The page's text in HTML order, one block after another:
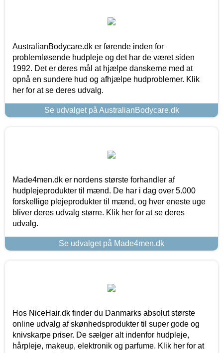
AustralianBodycare.dk er førende inden for
problemløsende hudpleje og det har de været siden
1992. Det er deres mål at hjælpe danskerne med at
opnå en sundere hud og afhjælpe hudproblemer. Klik
her for at se deres udvalg.
Se udvalget på AustralianBodycare.dk
Made4men.dk er nordens største forhandler af
hudplejeprodukter til mænd. De har i dag over 5.000
forskellige plejeprodukter til mænd, og hver eneste uge
bliver deres udvalg større. Klik her for at se deres
udvalg.
Se udvalget på Made4men.dk
Hos NiceHair.dk finder du Danmarks absolut største
online udvalg af skønhedsprodukter til super gode og
knivskarpe priser. De sælger alt indenfor hudpleje,
hårpleje, makeup, elektronik og parfume. Klik her for at